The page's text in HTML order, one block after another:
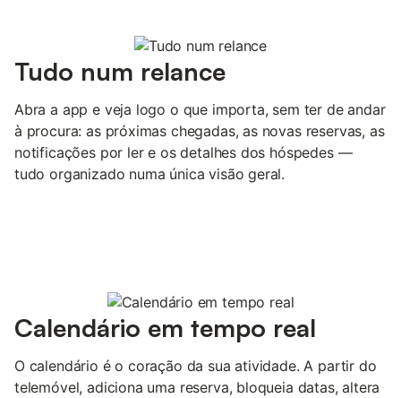
Tudo num relance
Abra a app e veja logo o que importa, sem ter de andar
à procura: as próximas chegadas, as novas reservas, as
notificações por ler e os detalhes dos hóspedes —
tudo organizado numa única visão geral.
Calendário em tempo real
O calendário é o coração da sua atividade. A partir do
telemóvel, adiciona uma reserva, bloqueia datas, altera